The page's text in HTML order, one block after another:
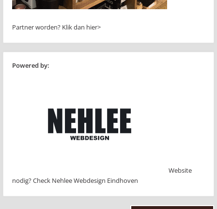
Partner worden? Klik dan hier>
Powered by:
Website
nodig? Check Nehlee Webdesign Eindhoven